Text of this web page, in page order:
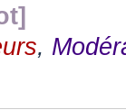
,